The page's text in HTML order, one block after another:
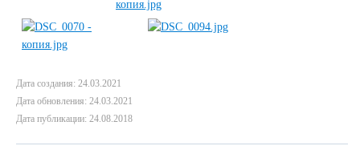
Дата создания: 24.03.2021
Дата обновления: 24.03.2021
Дата публикации: 24.08.2018